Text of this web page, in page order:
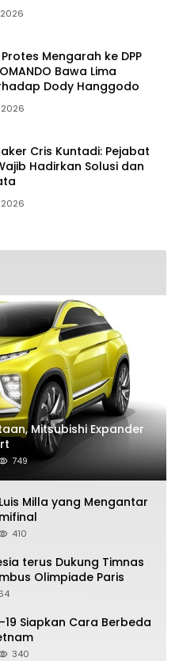
Mengarah ke DPP
Bawa Lima
Dody Hanggodo
2026
Cris Kuntadi: Pejabat
Hadirkan Solusi dan
2026
Mitsubishi Expander
749
Milla yang Mengantar
410
terus Dukung Timnas
Olimpiade Paris
Siapkan Cara Berbeda
340